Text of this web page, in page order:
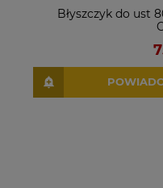
Błyszczyk do ust